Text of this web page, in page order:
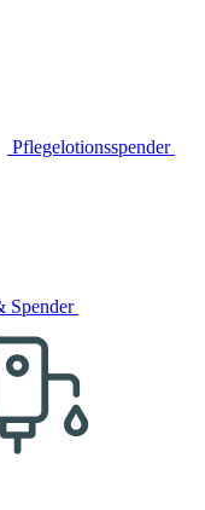
Pflegelotionsspender
Spender